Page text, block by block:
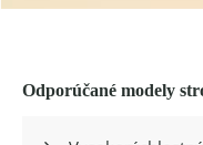
Odporúčané modely